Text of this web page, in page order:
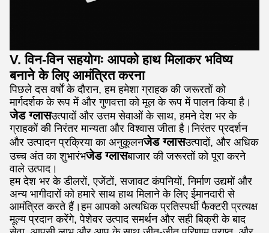
V. विन-विन सहयोगः आपको हाथ मिलाकर भविष्य
बनाने के लिए आमंत्रित करना
पिछले दस वर्षों के दौरान, हम हमेशा ग्राहक की जरूरतों को
मार्गदर्शक के रूप में और गुणवत्ता को मूल के रूप में पालन किया है।
जेड ग्लासउत्पादों और उत्तम सेवाओं के साथ, हमने देश भर के
ग्राहकों की निरंतर मान्यता और विश्वास जीता है।निरंतर प्रदर्शन
और उत्पादन प्रक्रिया का अनुकूलनजेड ग्लासउत्पादों, और अधिक
उच्च अंत का शुभारंभजेड ग्लासबाजार की जरूरतों को पूरा करने
वाले उत्पाद।
हम देश भर के डीलरों, एजेंटों, सजावट कंपनियों, निर्माण उद्यमों और
अन्य भागीदारों को हमारे साथ हाथ मिलाने के लिए ईमानदारी से
आमंत्रित करते हैं।हम आपको अत्यधिक प्रतिस्पर्धी फैक्टरी प्रत्यक्ष
मूल्य प्रदान करेंगे, पेशेवर उत्पाद समर्थन और सही बिक्री के बाद